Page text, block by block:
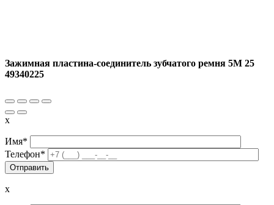
Зажимная пластина-соединитель зубчатого ремня 5M 25
49340225
x
Имя*
Телефон*
x